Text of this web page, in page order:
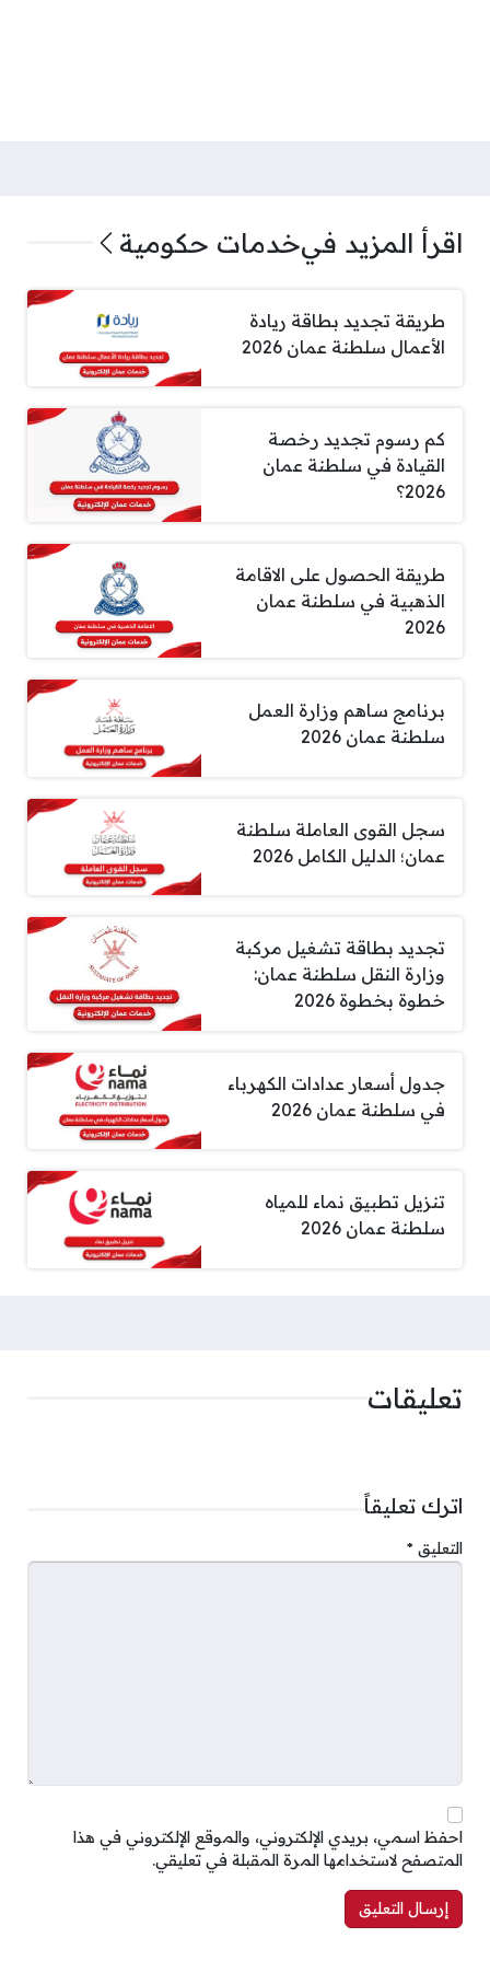
اقرأ المزيد فيخدمات حكومية
طريقة تجديد بطاقة ريادة
الأعمال سلطنة عمان 2026
كم رسوم تجديد رخصة
القيادة في سلطنة عمان
2026؟
طريقة الحصول على الاقامة
الذهبية في سلطنة عمان
2026
برنامج ساهم وزارة العمل
سلطنة عمان 2026
سجل القوى العاملة سلطنة
عمان؛ الدليل الكامل 2026
تجديد بطاقة تشغيل مركبة
وزارة النقل سلطنة عمان:
خطوة بخطوة 2026
جدول أسعار عدادات الكهرباء
في سلطنة عمان 2026
تنزيل تطبيق نماء للمياه
سلطنة عمان 2026
تعليقات
اترك تعليقاً
التعليق *
احفظ اسمي، بريدي الإلكتروني، والموقع الإلكتروني في هذا
المتصفح لاستخدامها المرة المقبلة في تعليقي.